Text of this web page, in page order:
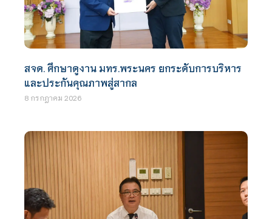
สจด. ศึกษาดูงาน มทร.พระนคร ยกระดับการบริหาร
และประกันคุณภาพสู่สากล
8 กรกฎาคม 2026